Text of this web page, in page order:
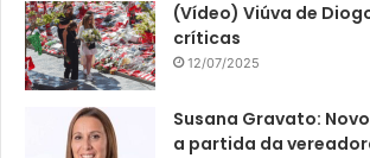
(Vídeo) Viúva de
críticas
12/07/2025
Susana Gravato:
a partida da